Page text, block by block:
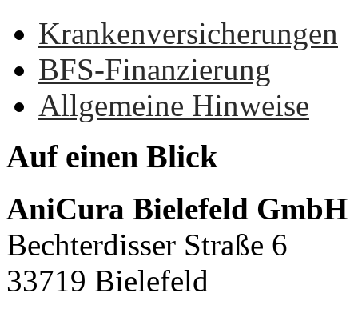
Krankenversicherungen
BFS-Finanzierung
Allgemeine Hinweise
Auf einen Blick
AniCura Bielefeld GmbH
Bechterdisser Straße 6
33719 Bielefeld